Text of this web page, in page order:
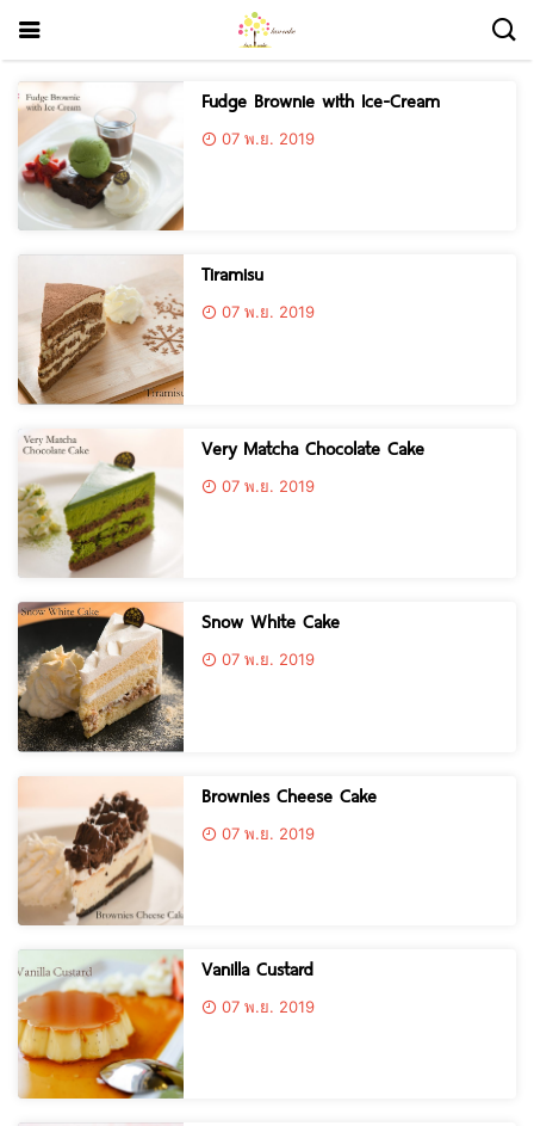
Fudge Brownie with Ice-Cream
07 พ.ย. 2019
Tiramisu
07 พ.ย. 2019
Very Matcha Chocolate Cake
07 พ.ย. 2019
Snow White Cake
07 พ.ย. 2019
Brownies Cheese Cake
07 พ.ย. 2019
Vanilla Custard
07 พ.ย. 2019